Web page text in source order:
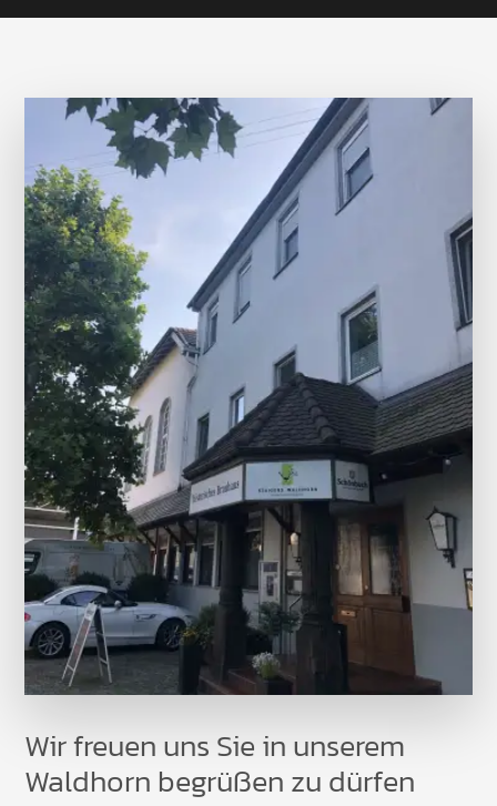
Wir freuen uns Sie in unserem
Waldhorn begrüßen zu dürfen